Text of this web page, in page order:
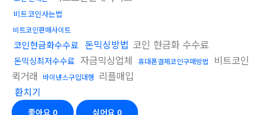
비트코인사는법
비트코인판매사이트
코인현금화수수료 돈믹싱방법 코인 현금화 수수료
돈믹싱최저수수료 자금믹싱업체 휴대폰결제코인구매방법
비트코인
퀵거래
바이낸스구입대행 리플매입
환치기
좋아요 0 싫어요 0